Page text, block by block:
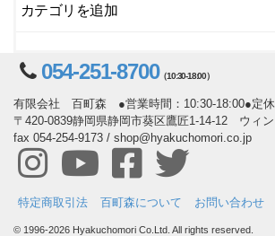
カテゴリを追加
054-251-8700（10:30-18:00）
有限会社 百町森 ●営業時間：10:30-18:00●定休
〒420-0839静岡県静岡市葵区鷹匠1-14-12 ウィ
fax 054-254-9173 / shop@hyakuchomori.co.jp
特定商取引法 百町森について お問い合わせ
© 1996-2026 Hyakuchomori Co.Ltd. All rights reserved.